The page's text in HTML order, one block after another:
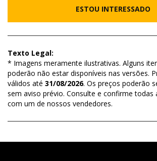
ESTOU INTERESSADO
Texto Legal:
* Imagens meramente ilustrativas. Alguns
poderão não estar disponíveis nas versões.
válidos até 31/08/2026. Os preços poderão
sem aviso prévio. Consulte e confirme todas
com um de nossos vendedores.